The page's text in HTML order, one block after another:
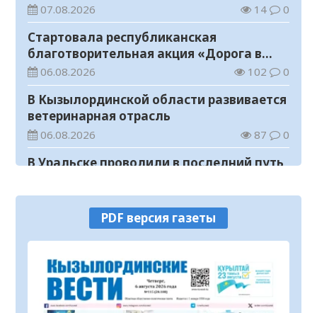
07.08.2026 14 0
Стартовала республиканская
благотворительная акция «Дорога в
школу»
06.08.2026 102 0
В Кызылординской области развивается
ветеринарная отрасль
06.08.2026 87 0
В Уральске проводили в последний путь
Гапича
06.08.2026 112 0
В Кызылординской области усилили
контроль за финансовой дисциплиной
06.08.2026
Концерт Open Air в Кызылорде прошел
без нарушений общественного порядка
PDF версия газеты